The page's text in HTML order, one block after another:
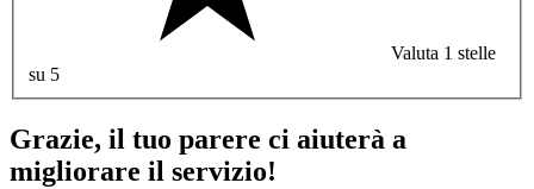
Valuta 1 stelle
su 5
Grazie, il tuo parere ci aiuterà a
migliorare il servizio!